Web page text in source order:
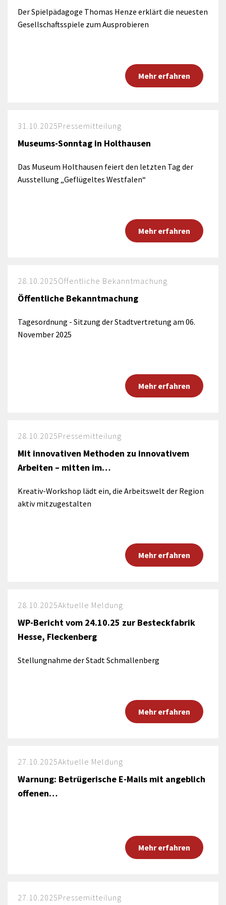
Der Spielpädagoge Thomas Henze erklärt die neuesten
Gesellschaftsspiele zum Ausprobieren
Mehr erfahren
31.10.2025Pressemitteilung
Museums-Sonntag in Holthausen
Das Museum Holthausen feiert den letzten Tag der
Ausstellung „Geflügeltes Westfalen“
Mehr erfahren
28.10.2025Öffentliche Bekanntmachung
Öffentliche Bekanntmachung
Tagesordnung - Sitzung der Stadtvertretung am 06.
November 2025
Mehr erfahren
28.10.2025Pressemitteilung
Mit innovativen Methoden zu innovativem
Arbeiten – mitten im…
Kreativ-Workshop lädt ein, die Arbeitswelt der Region
aktiv mitzugestalten
Mehr erfahren
28.10.2025Aktuelle Meldung
WP-Bericht vom 24.10.25 zur Besteckfabrik
Hesse, Fleckenberg
Stellungnahme der Stadt Schmallenberg
Mehr erfahren
27.10.2025Aktuelle Meldung
Warnung: Betrügerische E-Mails mit angeblich
offenen…
Mehr erfahren
27.10.2025Pressemitteilung